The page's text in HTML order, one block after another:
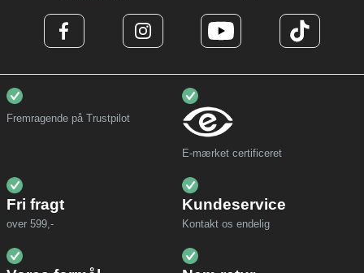
Fremragende på Trustpilot
E-mærket certificeret
Fri fragt
over 599,-
Kundeservice
Kontakt os endelig